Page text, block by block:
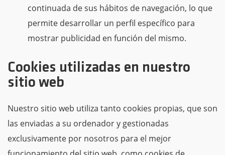
continuada de sus hábitos de navegación, lo que
permite desarrollar un perfil específico para
mostrar publicidad en función del mismo.
Cookies utilizadas en nuestro
sitio web
Nuestro sitio web utiliza tanto cookies propias, que son
las enviadas a su ordenador y gestionadas
exclusivamente por nosotros para el mejor